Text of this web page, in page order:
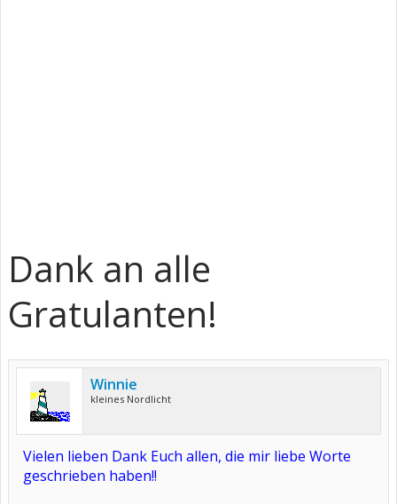
Dank an alle
Gratulanten!
Winnie
kleines Nordlicht
Vielen lieben Dank Euch allen, die mir liebe Worte
geschrieben haben!!